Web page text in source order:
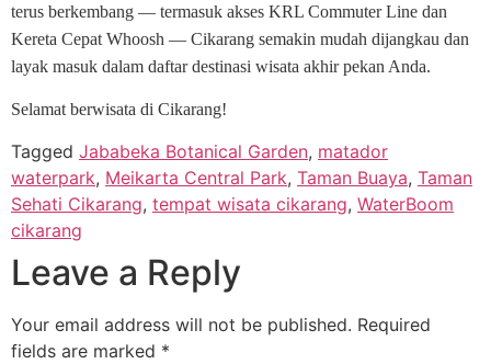
terus berkembang — termasuk akses KRL Commuter Line dan
Kereta Cepat Whoosh — Cikarang semakin mudah dijangkau dan
layak masuk dalam daftar destinasi wisata akhir pekan Anda.
Selamat berwisata di Cikarang!
Tagged Jababeka Botanical Garden, matador
waterpark, Meikarta Central Park, Taman Buaya, Taman
Sehati Cikarang, tempat wisata cikarang, WaterBoom
cikarang
Leave a Reply
Your email address will not be published. Required
fields are marked *